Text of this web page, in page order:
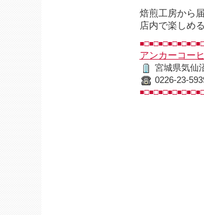
焙煎工房から
店内で楽しめ
アンカーコー
宮城県気仙
0226-23-